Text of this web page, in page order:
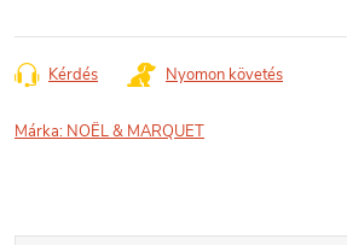
Kérdés Nyomon követés
Márka: NOËL & MARQUET